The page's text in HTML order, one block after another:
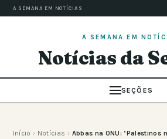
A SEMANA EM NOTÍCIAS
A SEMANA EM
Notícias da
SEÇÕES
Início › Notícias › Abbas na ONU: